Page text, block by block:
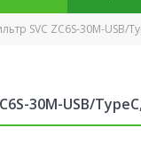
SVC ZC6S-30M-
30M-USB/